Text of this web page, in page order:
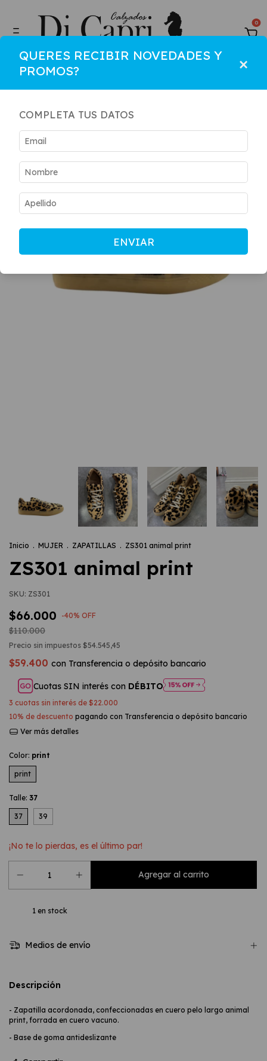
0
Inicio . MUJER . ZAPATILLAS . ZS301 animal print
ZS301 animal print
SKU: ZS301
$66.000 -40% OFF
$110.000
Precio sin impuestos $54.545,45
$59.400 con Transferencia o depósito bancario
Cuotas SIN interés con DÉBITO
3 cuotas sin interés de $22.000
10% de descuento pagando con Transferencia o depósito bancario
Ver más detalles
Color: print
print
Talle: 37
37 39
¡No te lo pierdas, es el último par!
1 en stock
Medios de envío
Descripción
- Zapatilla acordonada, confeccionadas en cuero pelo largo animal
print, forrada en cuero vacuno.
- Base de goma antideslizante
QUERES RECIBIR NOVEDADES Y
PROMOS?
×
COMPLETA TUS DATOS
ENVIAR